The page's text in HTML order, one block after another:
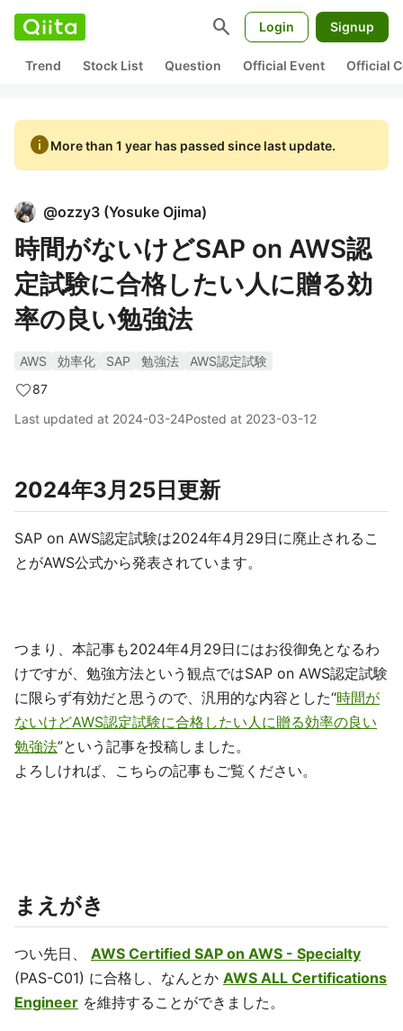
search Login Signup
Trend Stock List Question Official Event Official
infoMore than 1 year has passed since last update.
@ozzy3 (Yosuke Ojima)
時間がないけどSAP on AWS認
定試験に合格したい人に贈る効
率の良い勉強法
AWS 効率化 SAP 勉強法
AWS認定試験
87
Last updated at 2024-03-24Posted at 2023-03-12
2024年3月25日更新
SAP on AWS認定試験は2024年4月29日に廃止されるこ
とがAWS公式から発表されています。
つまり、本記事も2024年4月29日にはお役御免となるわ
けですが、勉強方法という観点ではSAP on AWS認定試験
に限らず有効だと思うので、汎用的な内容とした“時間が
ないけどAWS認定試験に合格したい人に贈る効率の良い
勉強法”という記事を投稿しました。
よろしければ、こちらの記事もご覧ください。
まえがき
つい先日、 AWS Certified SAP on AWS - Specialty
(PAS-C01) に合格し、なんとか AWS ALL Certifications
Engineer を維持することができました。